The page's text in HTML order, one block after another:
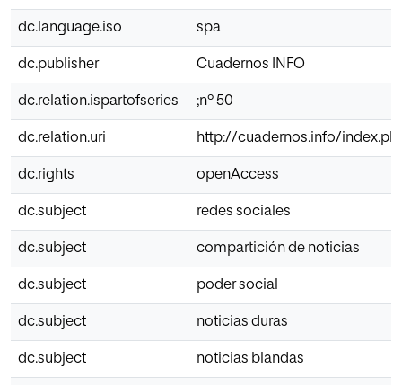
dc.language.iso spa
dc.publisher Cuadernos INFO
dc.relation.ispartofseries ;nº 50
dc.relation.uri http://cuadernos.info/
dc.rights openAccess
dc.subject redes sociales
dc.subject compartición de noticias
dc.subject poder social
dc.subject noticias duras
dc.subject noticias blandas